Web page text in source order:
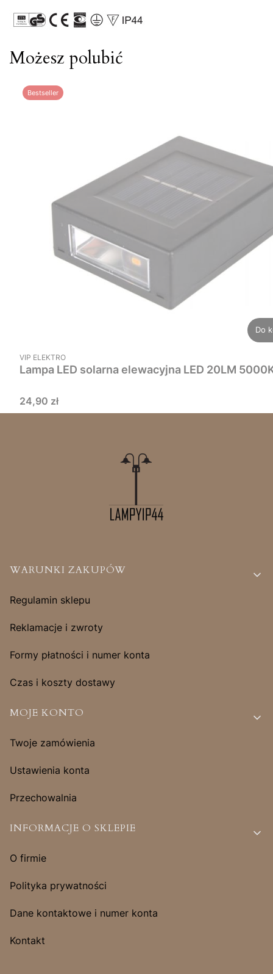
Możesz polubić
Bestseller
Do
PRODUCENT
VIP ELEKTRO
Lampa LED solarna
Cena
24,90 zł
Linki w stopce
WARUNKI ZAKUPÓW
Regulamin sklepu
Reklamacje i zwroty
Formy płatności i numer konta
Czas i koszty dostawy
MOJE KONTO
Twoje zamówienia
Ustawienia konta
Przechowalnia
INFORMACJE O SKLEPIE
O firmie
Polityka prywatności
Dane kontaktowe i numer konta
Kontakt